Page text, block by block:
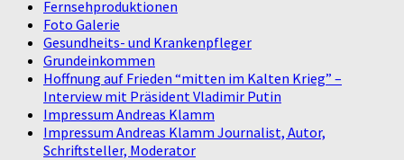
Fernsehproduktionen
Foto Galerie
Gesundheits- und Krankenpfleger
Grundeinkommen
Hoffnung auf Frieden “mitten im Kalten Krieg” –
Interview mit Präsident Vladimir Putin
Impressum Andreas Klamm
Impressum Andreas Klamm Journalist, Autor,
Schriftsteller, Moderator